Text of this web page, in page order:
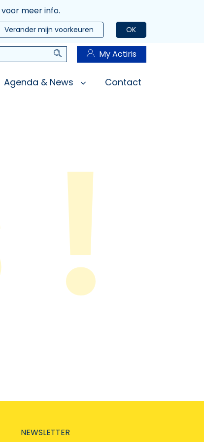
voor meer info.
OK
Verander mijn voorkeuren
Zoeken My Actiris
Agenda & News Contact
NEWSLETTER